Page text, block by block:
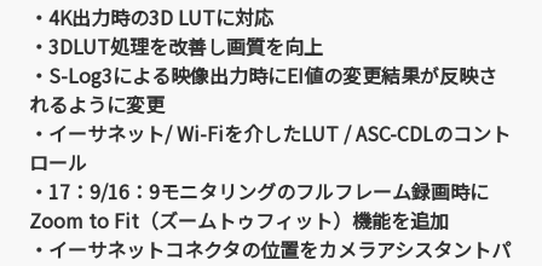
・4K出力時の3D LUTに対応
・3DLUT処理を改善し画質を向上
・S-Log3による映像出力時にEI値の変更結果が反映さ
れるように変更
・イーサネット/ Wi-Fiを介したLUT / ASC-CDLのコント
ロール
・17：9/16：9モニタリングのフルフレーム録画時に
Zoom to Fit（ズームトゥフィット）機能を追加
・イーサネットコネクタの位置をカメラアシスタントパ